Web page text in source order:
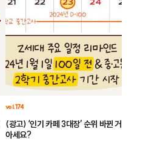
vol.174
(광고) ‘인기 카페 3대장’ 순위 바뀐 거
아세요?